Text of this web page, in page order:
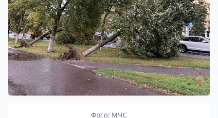
Фото: МЧС